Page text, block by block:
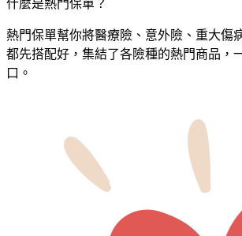
什麼是熱門保單？
熱門保單幫你將醫療險、意外險、重大傷
都先搭配好，集結了各險種的熱門商品，
口。